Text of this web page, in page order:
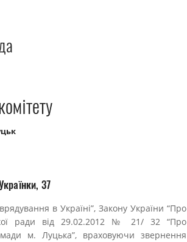
37
в Україні”, Закону України “Про
ради від 29.02.2012 № 21/ 32 “Про
м. Луцька”, враховуючи звернення